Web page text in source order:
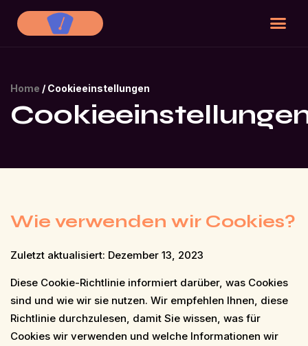
Home / Cookieeinstellungen
Wie verwenden wir Cookies?
Zuletzt aktualisiert: Dezember 13, 2023
Diese Cookie-Richtlinie informiert darüber, was Cookies
sind und wie wir sie nutzen. Wir empfehlen Ihnen, diese
Richtlinie durchzulesen, damit Sie wissen, was für
Cookies wir verwenden und welche Informationen wir